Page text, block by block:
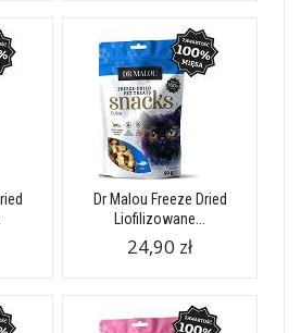
Dr Malou Freeze Dried
Liofilizowane...
24,90 zł